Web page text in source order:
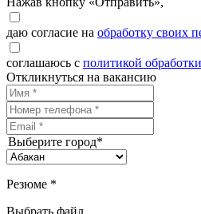
даю согласие на обработку своих
соглашаюсь с политикой
Откликнуться на вакансию
Выберите город*
Резюме *